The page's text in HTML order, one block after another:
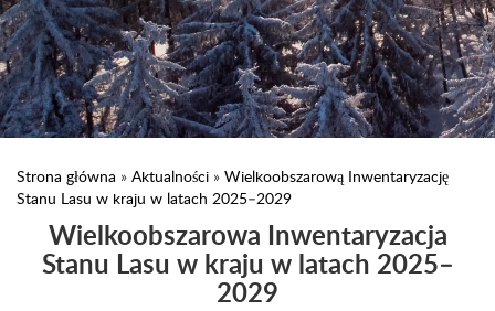
Strona główna » Aktualności » Wielkoobszarową Inwentaryzację
Stanu Lasu w kraju w latach 2025–2029
Wielkoobszarowa Inwentaryzacja
Stanu Lasu w kraju w latach 2025–
2029